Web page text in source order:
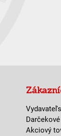
Akciový